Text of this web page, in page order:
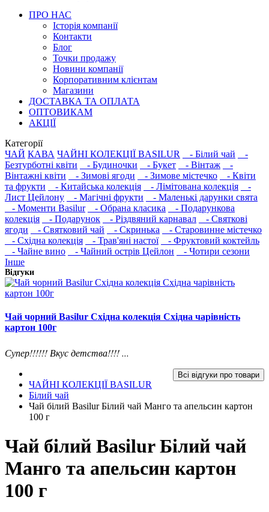
ПРО НАС
Історія компанії
Контакти
Блог
Точки продажу
Новини компанії
Корпоративним клієнтам
Магазини
ДОСТАВКА ТА ОПЛАТА
ОПТОВИКАМ
АКЦІЇ
Категорії
ЧАЙ КАВА ЧАЙНІ КОЛЕКЦІЇ BASILUR - Білий чай
-
Безтурботні квіти
- Будиночки - Букет - Вінтаж
-
Вінтажні квіти
- Зимові ягоди - Зимове містечко
- Квіти
та фрукти
- Китайська колекція - Лімітована колекція
-
Лист Цейлону
- Магічні фрукти
- Маленькі дарунки свята
- Моменти Basilur
- Обрана класика
- Подарункова
колекція
- Подарунок - Різдвяний карнавал
- Святкові
ягоди
- Святковий чай - Скринька
- Старовинне містечко
- Східна колекція
- Трав'яні настої
- Фруктовий коктейль
- Чайне вино
- Чайний острів Цейлон
- Чотири сезони
Інше
Відгуки
Чай чорний Basilur Східна колекція Східна чарівність
картон 100г
Супер!!!!!! Вкус детства!!!! ...
Всі відгуки про товари
ЧАЙНІ КОЛЕКЦІЇ BASILUR
Білий чай
Чай білий Basilur Білий чай Манго та апельсин картон
100 г
Чай білий Basilur Білий чай
Манго та апельсин картон
100 г